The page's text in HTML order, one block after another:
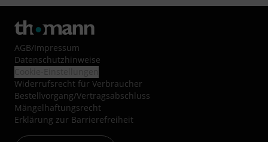
AGB/Impressum
Datenschutzhinweise
Widerrufsrecht für Verbraucher
Bestellvorgang/Vertragsabschluss
Mängelhaftungsrecht
Erklärung zur Barrierefreiheit